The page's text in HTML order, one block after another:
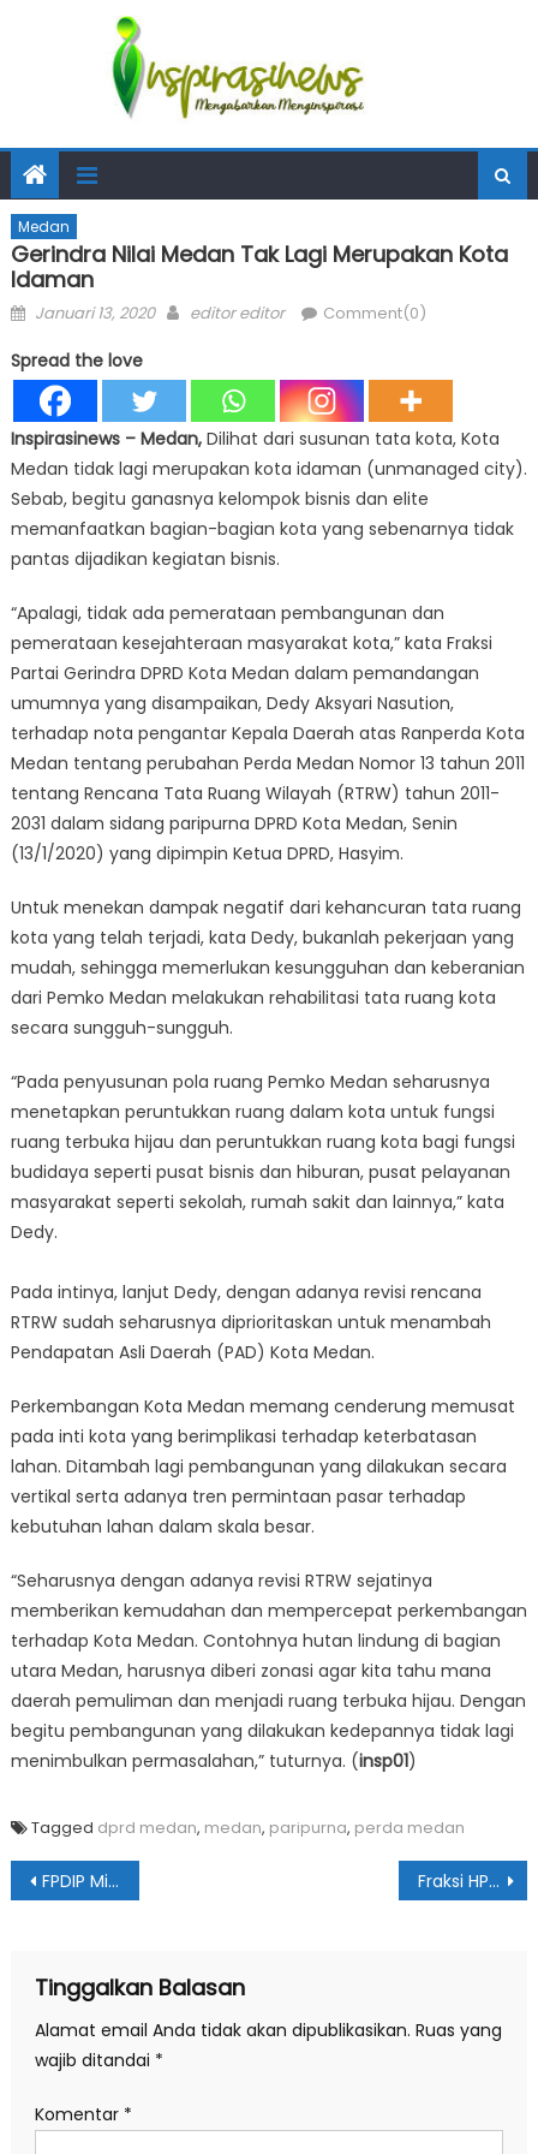
Medan
Gerindra Nilai Medan Tak Lagi Merupakan Kota
Idaman
Posted
Januari 13, 2020 Author
editor editor Comment(0)
Spread the love
Inspirasinews– Medan,Dilihat dari susunan tata kota, Kota
Medan tidak lagi merupakan kota idaman (unmanaged city).
Sebab, begitu ganasnya kelompok bisnis dan elite
memanfaatkan bagian-bagian kota yang sebenarnya tidak
pantas dijadikan kegiatan bisnis.
“Apalagi, tidak ada pemerataan pembangunan dan
pemerataan kesejahteraan masyarakat kota,” kata Fraksi
Partai Gerindra DPRD Kota Medan dalam pemandangan
umumnya yang disampaikan, Dedy Aksyari Nasution,
terhadap nota pengantar Kepala Daerah atas Ranperda Kota
Medan tentang perubahan Perda Medan Nomor 13 tahun 2011
tentang Rencana Tata Ruang Wilayah (RTRW) tahun 2011-
2031 dalam sidang paripurna DPRD Kota Medan, Senin
(13/1/2020) yang dipimpin Ketua DPRD, Hasyim.
Untuk menekan dampak negatif dari kehancuran tata ruang
kota yang telah terjadi, kata Dedy, bukanlah pekerjaan yang
mudah, sehingga memerlukan kesungguhan dan keberanian
dari Pemko Medan melakukan rehabilitasi tata ruang kota
secara sungguh-sungguh.
“Pada penyusunan pola ruang Pemko Medan seharusnya
menetapkan peruntukkan ruang dalam kota untuk fungsi
ruang terbuka hijau dan peruntukkan ruang kota bagi fungsi
budidaya seperti pusat bisnis dan hiburan, pusat pelayanan
masyarakat seperti sekolah, rumah sakit dan lainnya,” kata
Dedy.
Pada intinya, lanjut Dedy, dengan adanya revisi rencana
RTRW sudah seharusnya diprioritaskan untuk menambah
Pendapatan Asli Daerah (PAD) Kota Medan.
Perkembangan Kota Medan memang cenderung memusat
pada inti kota yang berimplikasi terhadap keterbatasan
lahan. Ditambah lagi pembangunan yang dilakukan secara
vertikal serta adanya tren permintaan pasar terhadap
kebutuhan lahan dalam skala besar.
“Seharusnya dengan adanya revisi RTRW sejatinya
memberikan kemudahan dan mempercepat perkembangan
terhadap Kota Medan. Contohnya hutan lindung di bagian
utara Medan, harusnya diberi zonasi agar kita tahu mana
daerah pemuliman dan menjadi ruang terbuka hijau. Dengan
begitu pembangunan yang dilakukan kedepannya tidak lagi
menimbulkan permasalahan,” tuturnya. (insp01)
Tagged dprd medan, medan, paripurna, perda medan
Navigasi
FPDIP Minta Polisi Segera Tangkap Pelaku Begal di Underpass Fraksi HPP Tolak Alihfungsi Hutan Mangrove
Tinggalkan Balasan
Alamat email Anda tidak akan dipublikasikan. Ruas yang
wajib ditandai *
Komentar *